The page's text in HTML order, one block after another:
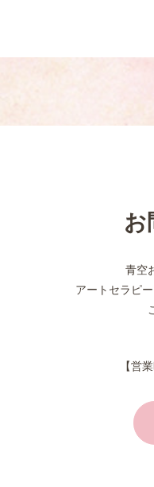
お
青空
アートセラピ
【営